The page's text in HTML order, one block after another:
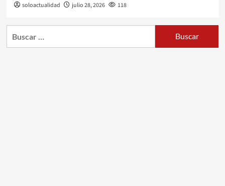
soloactualidad julio 28, 2026 118